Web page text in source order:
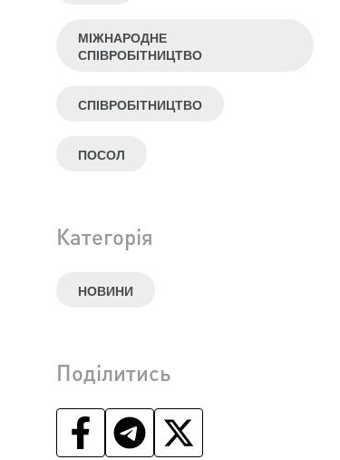
МІЖНАРОДНЕ
СПІВРОБІТНИЦТВО
СПІВРОБІТНИЦТВО
ПОСОЛ
Категорія
НОВИНИ
Поділитись